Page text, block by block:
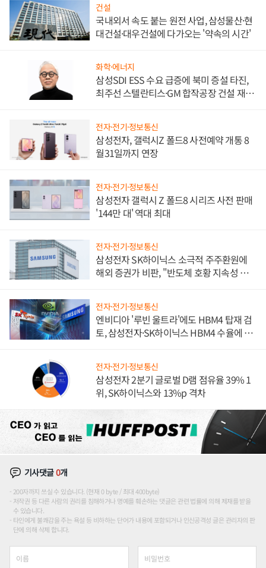
건설
국내외서 속도 붙는 원전 사업, 삼성물산·현
대건설·대우건설에 다가오는 '약속의 시간'
화학·에너지
삼성SDI ESS 수요 급증에 북미 증설 타진,
최주선 스텔란티스·GM 합작공장 건설 재추
전자·전기·정보통신
삼성전자, 갤럭시Z 폴드8 사전예약 개통 8
월31일까지 연장
전자·전기·정보통신
삼성전자 갤럭시 Z 폴드8 시리즈 사전 판매
'144만 대' 역대 최대
전자·전기·정보통신
삼성전자 SK하이닉스 소극적 주주환원에
해외 증권가 비판, "반도체 호황 지속성 의
전자·전기·정보통신
엔비디아 '루빈 울트라'에도 HBM4 탑재 검
토, 삼성전자·SK하이닉스 HBM4 수율에 주
전자·전기·정보통신
삼성전자 2분기 글로벌 D램 점유율 39% 1
위, SK하이닉스와 13%p 격차
기사댓글0개
200자까지 쓰실 수 있습니다. (현재 0 byte / 최대 400byte)
저작권 등 다른 사람의 권리를 침해하거나 명예를 훼손하는 댓글은 관련 법률에 의해 제재를 받을
수 있습니다.
타인에게 불쾌감을 주는 욕설 등 비하하는 단어가 내용에 포함되거나 인신공격성 글은 관리자의 판
단에 의해 삭제 합니다.